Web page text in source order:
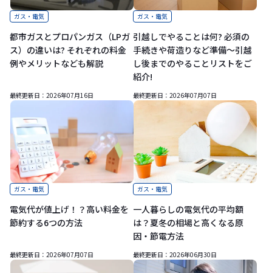
ガス・電気
都市ガスとプロパンガス（LPガ
ス）の違いは? それぞれの料金
例やメリットなども解説
最終更新日： 2026年07月16日
ガス・電気
引越しでやることは何? 必須の
手続きや荷造りなど準備～引越
し後までのやることリストをご
紹介!
最終更新日： 2026年07月07日
ガス・電気
電気代が値上げ！？高い料金を
節約する6つの方法
最終更新日： 2026年07月07日
ガス・電気
一人暮らしの電気代の平均額
は？夏冬の相場と高くなる原
因・節電方法
最終更新日： 2026年06月30日